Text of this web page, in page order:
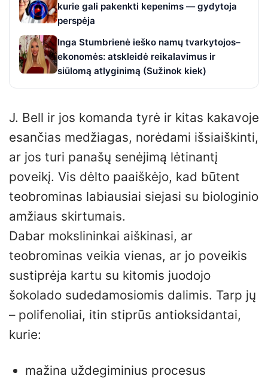
kurie gali pakenkti kepenims — gydytoja
perspėja
Inga Stumbrienė ieško namų tvarkytojos–
ekonomės: atskleidė reikalavimus ir
siūlomą atlyginimą (Sužinok kiek)
J. Bell ir jos komanda tyrė ir kitas kakavoje
esančias medžiagas, norėdami išsiaiškinti,
ar jos turi panašų senėjimą lėtinantį
poveikį. Vis dėlto paaiškėjo, kad būtent
teobrominas labiausiai siejasi su biologinio
amžiaus skirtumais.
Dabar mokslininkai aiškinasi, ar
teobrominas veikia vienas, ar jo poveikis
sustiprėja kartu su kitomis juodojo
šokolado sudedamosiomis dalimis. Tarp jų
– polifenoliai, itin stiprūs antioksidantai,
kurie:
mažina uždegiminius procesus